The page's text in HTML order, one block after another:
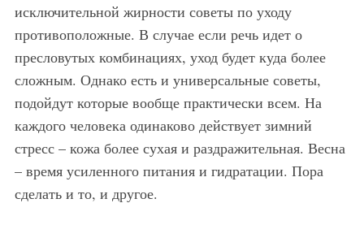
исключительной жирности советы по уходу
противоположные. В случае если речь идет о
пресловутых комбинациях, уход будет куда более
сложным. Однако есть и универсальные советы,
подойдут которые вообще практически всем. На
каждого человека одинаково действует зимний
стресс – кожа более сухая и раздражительная. Весна
– время усиленного питания и гидратации. Пора
сделать и то, и другое.